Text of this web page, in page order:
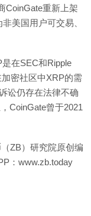
CoinGate重新上架
美国用户可交易、
在SEC和Ripple
密社区中XRP的需
讼仍存在法律不确
CoinGate曾于2021
ZB）研究院原创编
：www.zb.today